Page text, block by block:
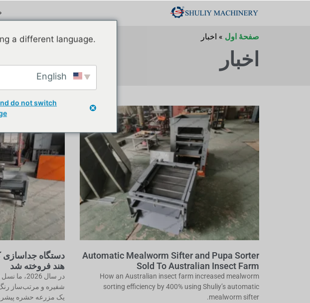
صفحهٔ اول » اخبار
اخبار
Automatic Mealworm Sifter and Pupa Sorter
Sold To Australian Insect Farm
How an Australian insect farm increased mealworm
sorting efficiency by 400% using Shuliy’s automatic
mealworm sifter.
دستگاه جداسازی
هند فروخته شد
شفیره و مرتب‌ساز رنگ
یک مزرعه حشره
a different language.
do not switch